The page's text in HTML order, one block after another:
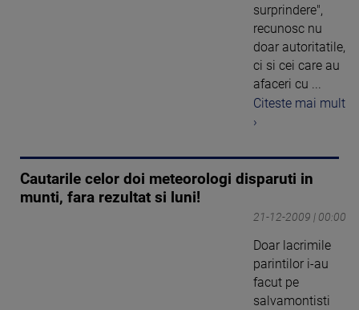
surprindere",
recunosc nu
doar autoritatile,
ci si cei care au
afaceri cu ...
Citeste mai mult
›
Cautarile celor doi meteorologi disparuti in
munti, fara rezultat si luni!
21-12-2009 | 00:00
Doar lacrimile
parintilor i-au
facut pe
salvamontisti